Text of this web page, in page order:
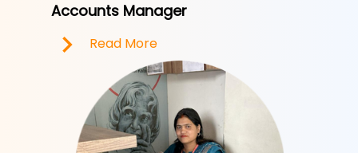
Accounts Manager
Read More